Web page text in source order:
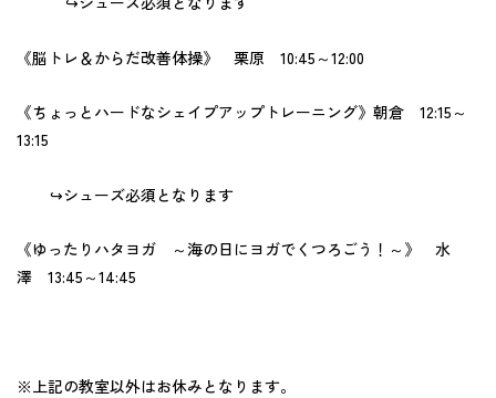
《脳トレ＆からだ改善体操》 栗原 10:45～12:00
《ちょっとハードなシェイプアップトレーニング》朝倉 12:15～
13:15
↪シューズ必須となります
《ゆったりハタヨガ ～海の日にヨガでくつろごう！～》 水
澤 13:45～14:45
※上記の教室以外はお休みとなります。